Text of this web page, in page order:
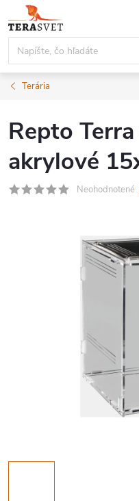
na
obsah
Terária
Repto
akrylové
Neohodnotené